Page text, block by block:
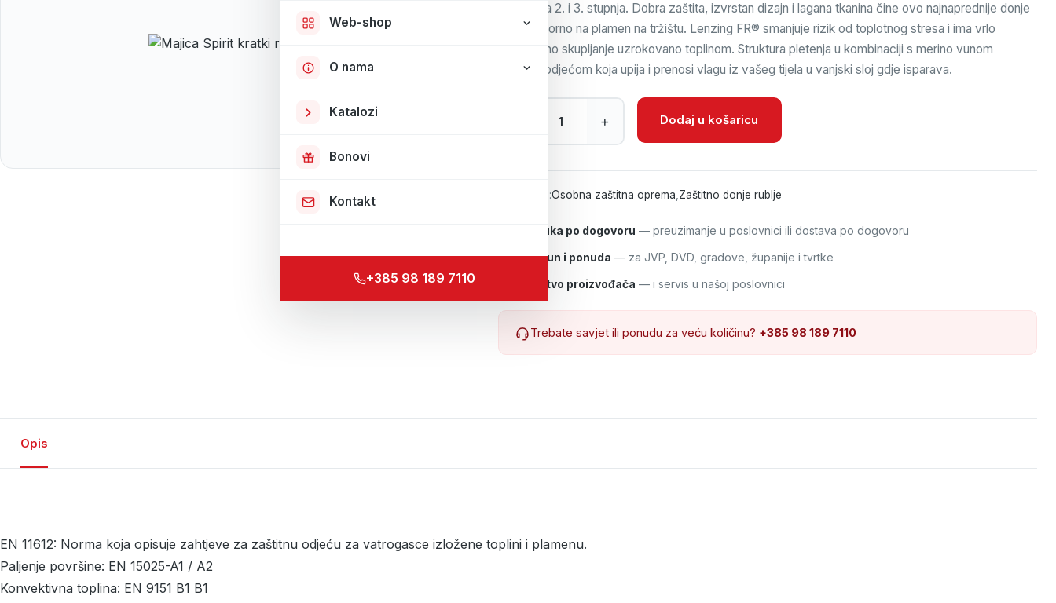
Web-shop
O nama
Katalozi
Bonovi
Kontakt
+385 98 189 7110
opekotina 2. i 3. stupnja. Dobra zaštita, izvrstan dizajn i lagana tkanina čine ovo najnaprednije donje
rublje otporno na plamen na tržištu. Lenzing FR® smanjuje rizik od toplotnog stresa i ima vrlo
ograničeno skupljanje uzrokovano toplinom. Struktura pletenja u kombinaciji s merino vunom
rezultira odjećom koja upija i prenosi vlagu iz vašeg tijela u vanjski sloj gdje isparava.
Majica Spirit kratki rukav količina
+ Dodaj u košaricu
Kategorije:Osobna zaštitna oprema Zaštitno donje rublje
Isporuka po dogovoru — preuzimanje u poslovnici ili dostava po dogovoru
R1 račun i ponuda — za JVP, DVD, gradove, županije i tvrtke
Jamstvo proizvođača — i servis u našoj poslovnici
Trebate savjet ili ponudu za veću količinu? +385 98 189 7110
Opis
EN 11612: Norma koja opisuje zahtjeve za zaštitnu odjeću za vatrogasce izložene toplini i plamenu.
Paljenje površine: EN 15025-A1 / A2
Konvektivna toplina: EN 9151 B1 B1